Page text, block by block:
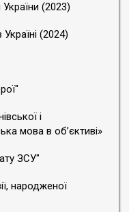
України (2023)
(2024)
і
мова в об’єктиві»
ЗСУ"
народженої